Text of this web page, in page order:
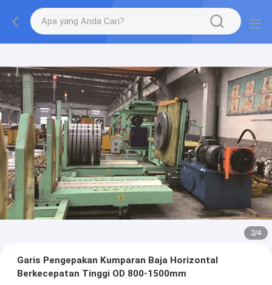
2/4
Garis Pengepakan Kumparan Baja Horizontal
Berkecepatan Tinggi OD 800-1500mm